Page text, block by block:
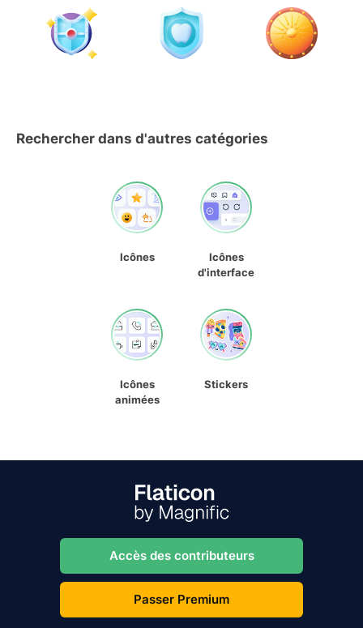
Rechercher dans d'autres catégories
Icônes
Icônes
d'interface
Icônes
animées
Stickers
Accès des contributeurs
Passer Premium